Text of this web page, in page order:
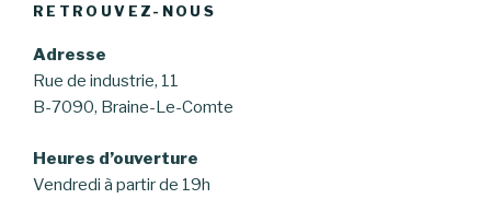
RETROUVEZ-NOUS
Adresse
Rue de industrie, 11
B-7090, Braine-Le-Comte
Heures d’ouverture
Vendredi à partir de 19h